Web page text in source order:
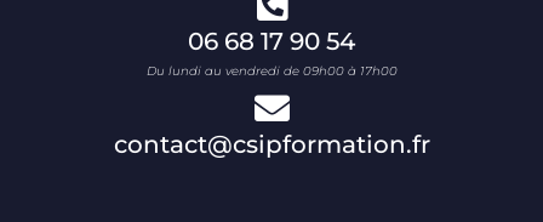
06 68 17 90 54
Du lundi au vendredi de 09h00 à 17h00
contact@csipformation.fr